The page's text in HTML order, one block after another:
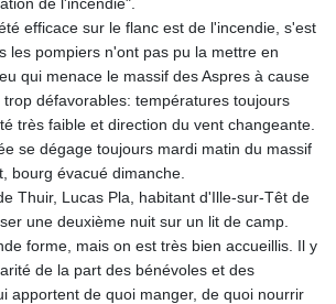
IMP 0.8566
INR 109.992259
IQD 1515.115748
IRR
1590322.371805
ISK 142.598215
JEP 0.8566
JMD 183.583315
JOD 0.819746
JPY 182.445186
KES 148.887592
KGS 101.104505
efficace sur le flanc est de l'incendie, s'est
les pompiers n'ont pas pu la mettre en
qui menace le massif des Aspres à cause
défavorables: températures toujours
très faible et direction du vent changeante.
se dégage toujours mardi matin du massif
bourg évacué dimanche.
Thuir, Lucas Pla, habitant d'Ille-sur-Têt de
une deuxième nuit sur un lit de camp.
forme, mais on est très bien accueillis. Il y
de la part des bénévoles et des
apportent de quoi manger, de quoi nourrir